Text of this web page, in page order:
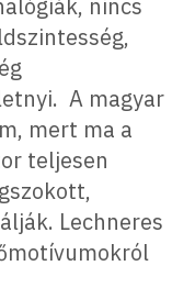
nincs
A magyar
mert ma a
teljesen
Lechneres